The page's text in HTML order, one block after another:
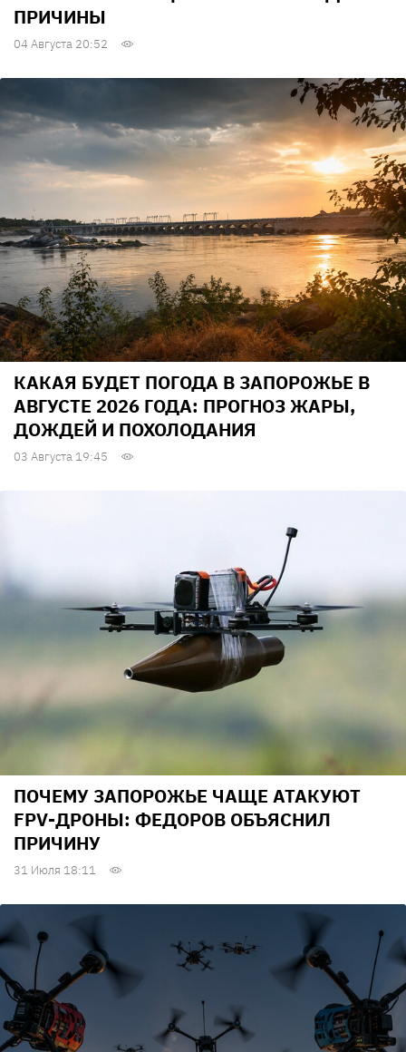
ПРИЧИНЫ
04 Августа 20:52
КАКАЯ БУДЕТ ПОГОДА В ЗАПОРОЖЬЕ В
АВГУСТЕ 2026 ГОДА: ПРОГНОЗ ЖАРЫ,
ДОЖДЕЙ И ПОХОЛОДАНИЯ
03 Августа 19:45
ПОЧЕМУ ЗАПОРОЖЬЕ ЧАЩЕ АТАКУЮТ
FPV-ДРОНЫ: ФЕДОРОВ ОБЪЯСНИЛ
ПРИЧИНУ
31 Июля 18:11